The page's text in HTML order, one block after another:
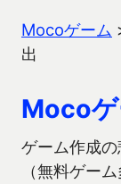
Mocoゲーム
出
Moco
ゲーム作成
（無料ゲー